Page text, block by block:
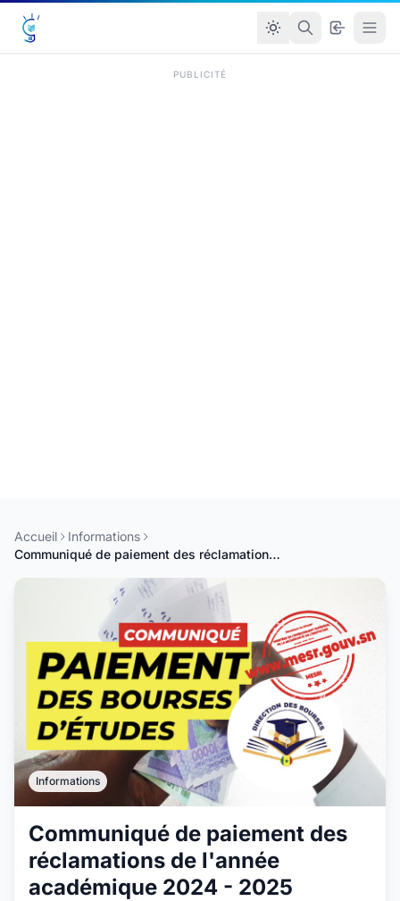
PUBLICITÉ
Accueil
Informations
Communiqué de paiement des réclamations de l'année académique 2024 - 2025
Informations
Communiqué de paiement des
réclamations de l'année
académique 2024 - 2025